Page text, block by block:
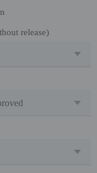
release)